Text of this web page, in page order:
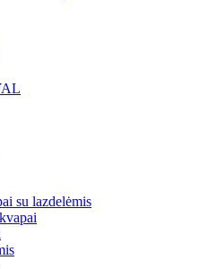
su lazdelėmis